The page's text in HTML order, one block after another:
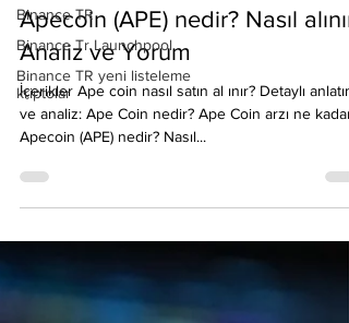
Binance TR
Binance Tr Launchpool
Binance TR yeni listeleme
kriptolar
Emre Ata
18 Mar 2022
3 dakikada okunur
Apecoin (APE) nedir? Nasıl
Apecoin (APE) nedir? Nasıl...